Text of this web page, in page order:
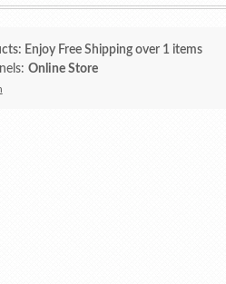
Enjoy Free Shipping over 1 items
Online Store